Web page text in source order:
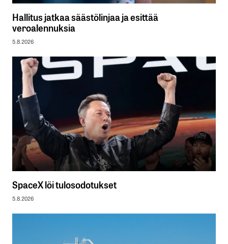
Hallitus jatkaa säästölinjaa ja esittää
veroalennuksia
5.8.2026
SpaceX löi tulosodotukset
5.8.2026